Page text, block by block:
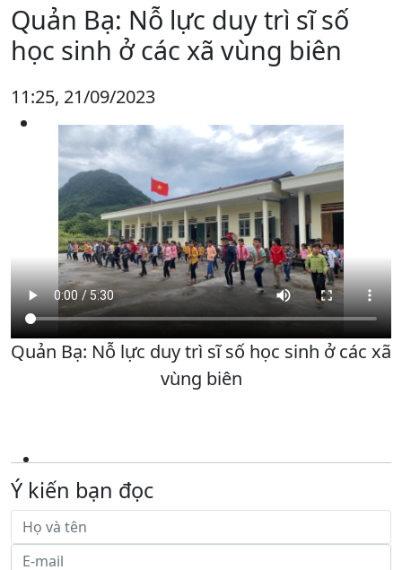
Quản Bạ: Nỗ lực duy trì sĩ số
học sinh ở các xã vùng biên
11:25, 21/09/2023
Quản Bạ: Nỗ lực duy trì sĩ số học sinh ở các xã
vùng biên
Ý kiến bạn đọc